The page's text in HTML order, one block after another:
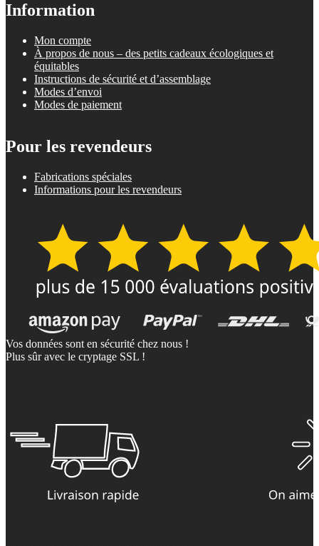
Information
Mon compte
À propos de nous – des petits cadeaux écologiques et
équitables
Instructions de sécurité et d’assemblage
Modes d’envoi
Modes de paiement
Pour les revendeurs
Fabrications spéciales
Informations pour les revendeurs
Vos données sont en sécurité chez nous !
Plus sûr avec le cryptage SSL !